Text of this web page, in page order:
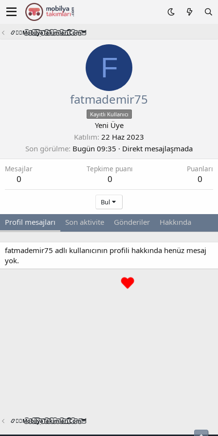
📿🧙‍♂️M͜͡o͜͡b͜͡i͜͡l͜͡y͜͡a͜͡T͜͡a͜͡k͜͡i͜͡m͜͡l͜͡a͜͡r͜͡i͜͡.͜͡C͜͡o͜͡m͜͡🦉
F
fatmademir75
Kayıtlı Kullanıcı
Yeni Üye
Katılım 22 Haz 2023
Son görülme Bugün 09:35 · Direkt mesajlaşmada
Mesajlar
0
Tepkime puanı
0
Puanları
0
Bul
Profil mesajları Son aktivite Gönderiler Hakkında
fatmademir75 adlı kullanıcının profili hakkında henüz mesaj
yok.
📿🧙‍♂️M͜͡o͜͡b͜͡i͜͡l͜͡y͜͡a͜͡T͜͡a͜͡k͜͡i͜͡m͜͡l͜͡a͜͡r͜͡i͜͡.͜͡C͜͡o͜͡m͜͡🦉